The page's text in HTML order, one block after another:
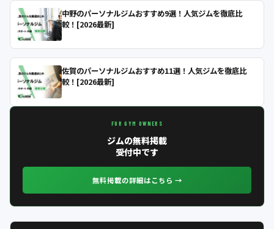
中野のパーソナルジムおすすめ9選！人気ジムを徹底比
較！[2026最新]
佐賀のパーソナルジムおすすめ11選！人気ジムを徹底比
較！[2026最新]
FOR GYM OWNERS
ジムの無料掲載
受付中です
無料掲載の詳細はこちら →